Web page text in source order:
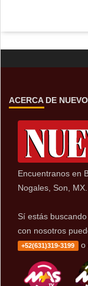
ACERCA DE
Encuentranos en
Nogales, Son, MX.
Sí estás
con nosotros
+52(631)319-3199 o